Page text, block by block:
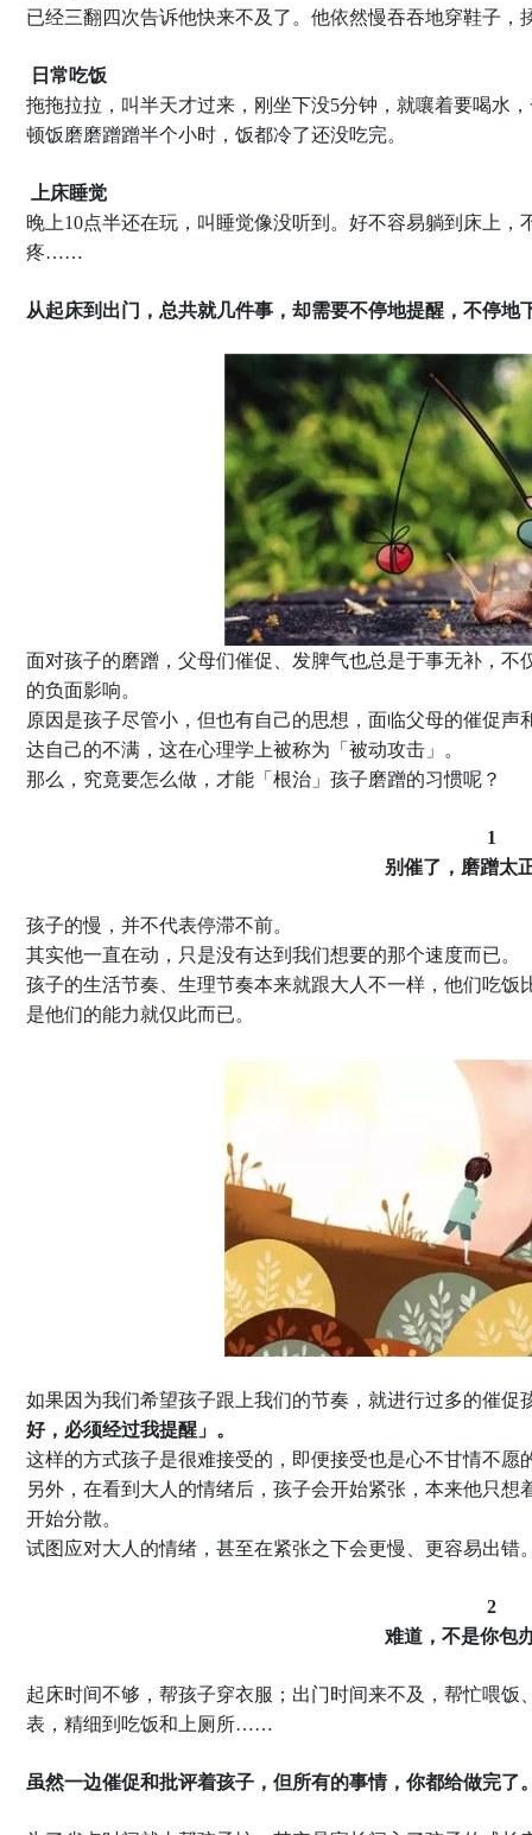
已经三翻四次告诉他快来不及了。他依然慢吞吞地穿鞋子
日常吃饭
拖拖拉拉，叫半天才过来，刚坐下没5分钟，就嚷着要喝水
顿饭磨磨蹭蹭半个小时，饭都冷了还没吃完。
上床睡觉
晚上10点半还在玩，叫睡觉像没听到。好不容易躺到床上
疼……
从起床到出门，总共就几件事，却需要不停地提醒，不停地
面对孩子的磨蹭，父母们催促、发脾气也总是于事无补，
的负面影响。
原因是孩子尽管小，但也有自己的思想，面临父母的催促
达自己的不满，这在心理学上被称为「被动攻击」。
那么，究竟要怎么做，才能「根治」孩子磨蹭的习惯呢？
1
别催了，磨蹭太
孩子的慢，并不代表停滞不前。
其实他一直在动，只是没有达到我们想要的那个速度而已。
孩子的生活节奏、生理节奏本来就跟大人不一样，他们吃
是他们的能力就仅此而已。
如果因为我们希望孩子跟上我们的节奏，就进行过多的催促
好，必须经过我提醒」。
这样的方式孩子是很难接受的，即便接受也是心不甘情不愿
另外，在看到大人的情绪后，孩子会开始紧张，本来他只
开始分散。
试图应对大人的情绪，甚至在紧张之下会更慢、更容易出错
2
难道，不是你包
起床时间不够，帮孩子穿衣服；出门时间来不及，帮忙喂
表，精细到吃饭和上厕所……
虽然一边催促和批评着孩子，但所有的事情，你都给做完了